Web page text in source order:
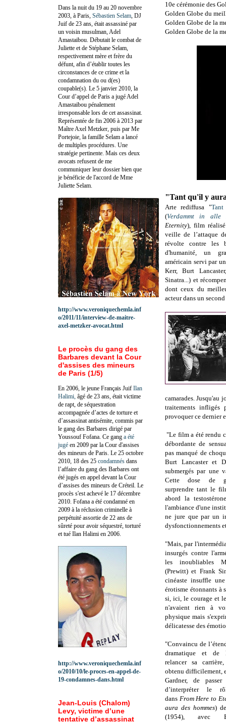
10e cérémonie des
Golden Globe du
Golden Globe de la
Golden Globe de la
"Tant qu'il y
Arte rediffusa "
(Verdammt in alle
Eternity), film
veille de l’attaque
révolte contre les
d'humanité, un
américain servi par
Kerr, Burt
Sinatra...) et
dont ceux du
acteur dans un
camarades. Jusqu'au
traitements infligés
provoquer ce
"Le film a été rendu
débordante de
pas manqué de
Burt Lancaster et
submergés par une
Cette dose de
surprendre tant le
abord la
l'ambiance d'une
ne jure que par un
dysfonctionnements
"Mais, par
insurgés contre
les inoubliables
(Prewitt) et Frank
cinéaste insuffle
érotisme étonnants à
si, ici, le courage et
n'avaient rien à
physique mais
délicatesse des
"Convaincu de
dramatique et de
relancer sa
obtenu difficilement,
Gardner, de
d’interpréter le
dans From Here to
aura des hommes)
(1954), avec
Dans la nuit du 19 au 20 novembre
2003, à Paris, Sébastien Selam , DJ
Juif de 23 ans, était assassiné par
un voisin musulman, Adel
Amastaibou. Débutait le combat de
Juliette et de Stéphane Selam,
respectivement mère et frère du
défunt, afin d’établir toutes les
circonstances de ce crime et la
condamnation du ou d(es)
coupable(s). Le 5 janvier 2010, la
Cour d’appel de Paris a jugé Adel
Amastaibou pénalement
irresponsable lors de cet assassinat.
Représentée de fin 2006 à 2013 par
Maître Axel Metzker, puis par Me
Portejoie, la famille Selam a lancé
de multiples procédures. Une
stratégie pertinente. Mais ces deux
avocats refusent de me
communiquer leur dossier bien que
je bénéficie de l'accord de Mme
Juliette Selam.
http://www.veroniquechemla.inf
o/2011/11/interview-de-maitre-
axel-metzker-avocat.html
Le procès du gang des
Barbares devant la Cour
d'assises des mineurs
de Paris (1/5)
En 2006, le jeune Français Juif Ilan
Halimi, âgé de 23 ans, était victime
de rapt, de séquestration
accompagnée d’actes de torture et
d’assassinat antisémite, commis par
le gang des Barbares dirigé par
Youssouf Fofana. Ce gang a été
jugé en 2009 par la Cour d'assises
des mineurs de Paris. Le 25 octobre
2010, 18 des 25 condamnés dans
l’affaire du gang des Barbares ont
été jugés en appel devant la Cour
d’assises des mineurs de Créteil. Le
procès s'est achevé le 17 décembre
2010. Fofana a été condamné en
2009 à la réclusion criminelle à
perpétuité assortie de 22 ans de
sûreté pour avoir séquestré, torturé
et tué Ilan Halimi en 2006.
http://www.veroniquechemla.inf
o/2010/10/le-proces-en-appel-de-
19-condamnes-dans.html
Jean-Louis (Chalom)
Levy, victime d’une
tentative d’assassinat